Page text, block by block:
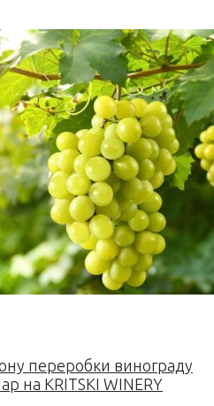
переробки винограду
на KRITSKI WINERY